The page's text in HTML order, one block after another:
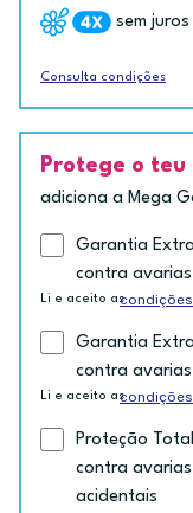
sem juros
Consulta condições
Protege o
adiciona a Mega
Garantia
contra avarias
Li e aceito as
Garantia
contra avarias
Li e aceito as
Proteção
contra
acidentais